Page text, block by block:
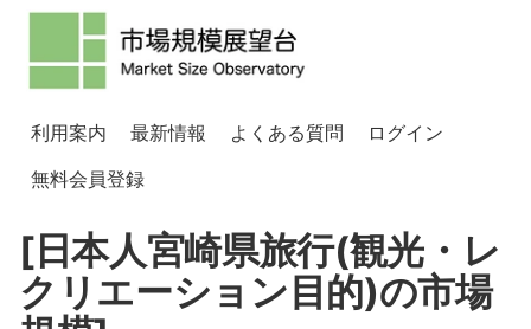
利用案内 最新情報 よくある質問
ログイン
無料会員登録
[日本人宮崎県旅行(観光・レ
クリエーション目的)の市場